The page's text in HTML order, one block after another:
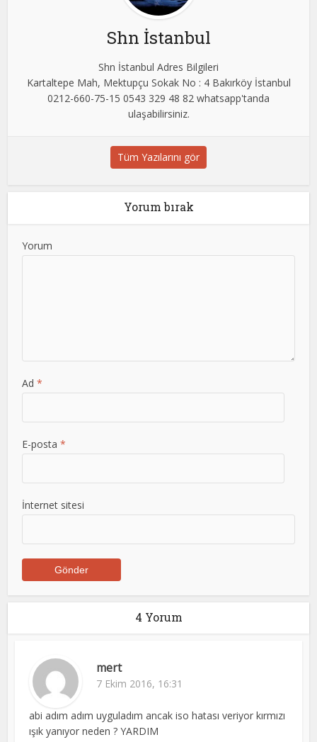
Shn İstanbul
Shn İstanbul Adres Bilgileri
Kartaltepe Mah, Mektupçu Sokak No : 4 Bakırköy İstanbul
0212-660-75-15 0543 329 48 82 whatsapp'tanda
ulaşabilirsiniz.
Tüm Yazılarını gör
Yorum bırak
Yorum
Ad*
E-posta*
İnternet sitesi
4 Yorum
mert
7 Ekim 2016, 16:31
abi adım adım uyguladım ancak iso hatası veriyor kırmızı
ışık yanıyor neden ? YARDIM